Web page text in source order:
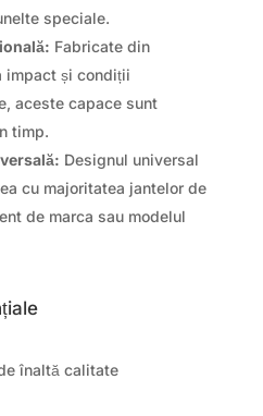
speciale.
Fabricate din
impact și condiții
aceste capace sunt
timp.
Designul universal
cu majoritatea jantelor de
de marca sau modelul
înaltă calitate